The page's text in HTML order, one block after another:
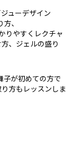
ューデザイン
、
りやすくレクチャ
、ジェルの盛り
子が初めての方で
方もレッスンしま